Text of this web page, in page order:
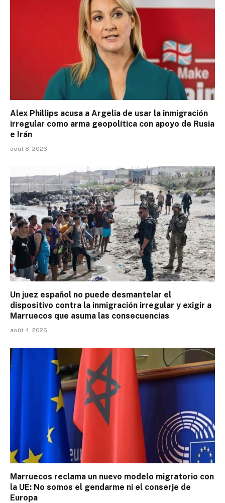
Alex Phillips acusa a Argelia de usar la inmigración
irregular como arma geopolítica con apoyo de Rusia
e Irán
août 8, 2026
Un juez español no puede desmantelar el
dispositivo contra la inmigración irregular y exigir a
Marruecos que asuma las consecuencias
août 4, 2026
Marruecos reclama un nuevo modelo migratorio con
la UE: No somos el gendarme ni el conserje de
Europa